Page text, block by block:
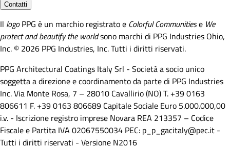
Contatti
Il logoPPG è un marchio registrato e Colorful Communitiese We
protect and beautify the worldsono marchi di PPG Industries Ohio,
Inc. © 2026 PPG Industries, Inc. Tutti i diritti riservati.
PPG Architectural Coatings Italy Srl - Società a socio unico
soggetta a direzione e coordinamento da parte di PPG Industries
Inc. Via Monte Rosa, 7 – 28010 Cavallirio (NO) T. +39 0163
806611 F. +39 0163 806689 Capitale Sociale Euro 5.000.000,00
i.v. - Iscrizione registro imprese Novara REA 213357 – Codice
Fiscale e Partita IVA 02067550034 PEC: p_p_gacitaly@pec.it -
Tutti i diritti riservati - Versione N2016